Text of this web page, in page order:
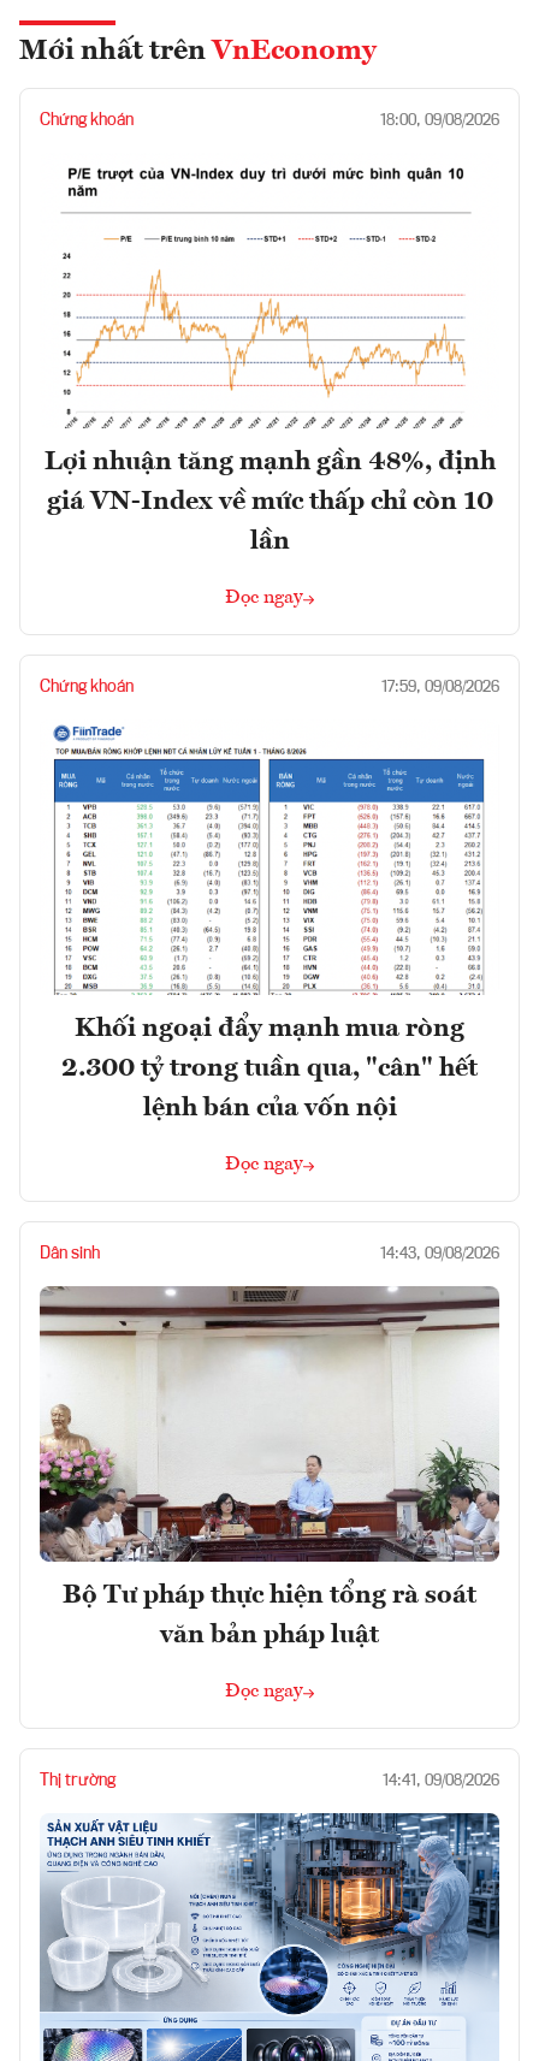
Mới nhất trên VnEconomy
Chứng khoán 18:00, 09/08/2026
Lợi nhuận tăng mạnh gần 48%, định
giá VN-Index về mức thấp chỉ còn 10
lần
Đọc ngay
Chứng khoán 17:59, 09/08/2026
Khối ngoại đẩy mạnh mua ròng
2.300 tỷ trong tuần qua, "cân" hết
lệnh bán của vốn nội
Đọc ngay
Dân sinh 14:43, 09/08/2026
Bộ Tư pháp thực hiện tổng rà soát
văn bản pháp luật
Đọc ngay
Thị trường 14:41, 09/08/2026